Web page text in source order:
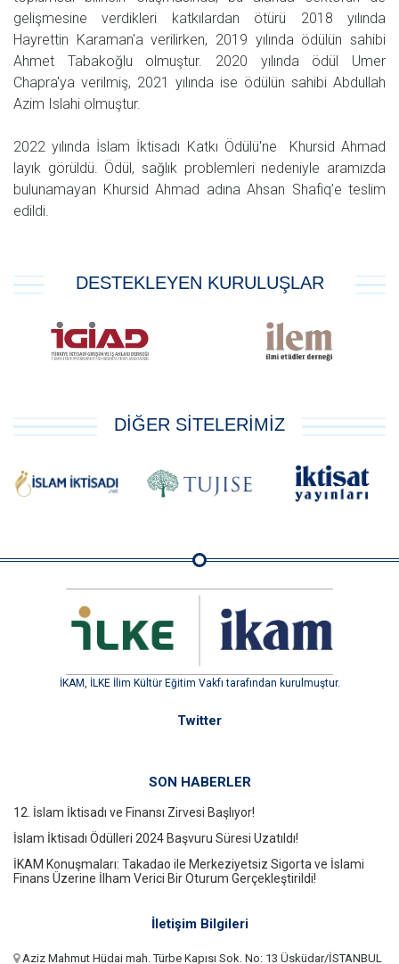
gelişmesine verdikleri katkılardan ötürü 2018 yılında
Hayrettin Karaman'a verilirken, 2019 yılında ödülün sahibi
Ahmet Tabakoğlu olmuştur. 2020 yılında ödül Umer
Chapra'ya verilmiş, 2021 yılında ise ödülün sahibi Abdullah
Azim Islahi olmuştur.
2022 yılında İslam İktisadı Katkı Ödülü'ne Khursid Ahmad
layık görüldü. Ödül, sağlık problemleri nedeniyle aramızda
bulunamayan Khursid Ahmad adına Ahsan Shafiq’e teslim
edildi.
DESTEKLEYEN KURULUŞLAR
DİĞER SİTELERİMİZ
İKAM, İLKE İlim Kültür Eğitim Vakfı tarafından kurulmuştur.
Twitter
SON HABERLER
12. İslam İktisadı ve Finansı Zirvesi Başlıyor!
İslam İktisadı Ödülleri 2024 Başvuru Süresi Uzatıldı!
İKAM Konuşmaları: Takadao ile Merkeziyetsiz Sigorta ve İslami
Finans Üzerine İlham Verici Bir Oturum Gerçekleştirildi!
İletişim Bilgileri
Aziz Mahmut Hüdai mah. Türbe Kapısı Sok. No: 13 Üsküdar/İSTANBUL